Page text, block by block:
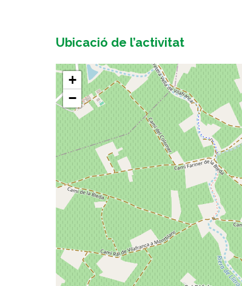
Ubicació de l’activitat
+
−